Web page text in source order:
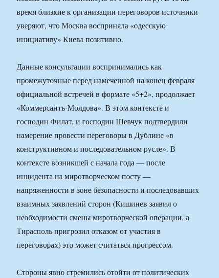
время близкие к организации переговоров источники
уверяют, что Москва восприняла «одесскую
инициативу» Киева позитивно.
Данные консультации воспринимались как
промежуточные перед намеченной на конец февраля
официальной встречей в формате «5+2», продолжает
«Коммерсантъ-Молдова». В этом контексте и
господин Филат, и господин Шевчук подтвердили
намерение провести переговоры в Дублине «в
конструктивном и последовательном русле». В
контексте возникшей с начала года — после
инцидента на миротворческом посту —
напряженности в зоне безопасности и последовавших
взаимных заявлений сторон (Кишинев заявил о
необходимости смены миротворческой операции, а
Тирасполь пригрозил отказом от участия в
переговорах) это может считаться прогрессом.
Стороны явно стремились отойти от политических